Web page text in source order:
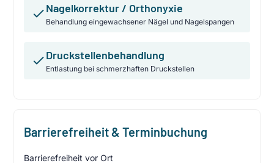
Nagelkorrektur / Orthonyxie
Behandlung eingewachsener Nägel und Nagelspangen
Druckstellenbehandlung
Entlastung bei schmerzhaften Druckstellen
Barrierefreiheit & Terminbuchung
Barrierefreiheit vor Ort